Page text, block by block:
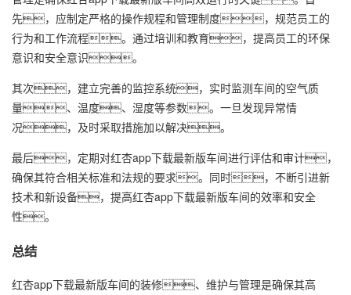
先，应制定严格的操作规程和管理制度，规范员工的
行为和工作流程。通过培训和教育，提高员工的环保
意识和安全意识。
其次，建立完善的监控系统，实时监测车间的空气质
量、温度、湿度等参数。一旦发现异常情
况，及时采取措施加以解决。
最后，定期对红杏app下载最新版车间进行评估和审计，
确保其符合相关标准和法规的要求。同时，不断引进新
技术和新设备，提高红杏app下载最新版车间的效率和安全
性。
总结
红杏app下载最新版车间的装修、维护与管理是确保其高